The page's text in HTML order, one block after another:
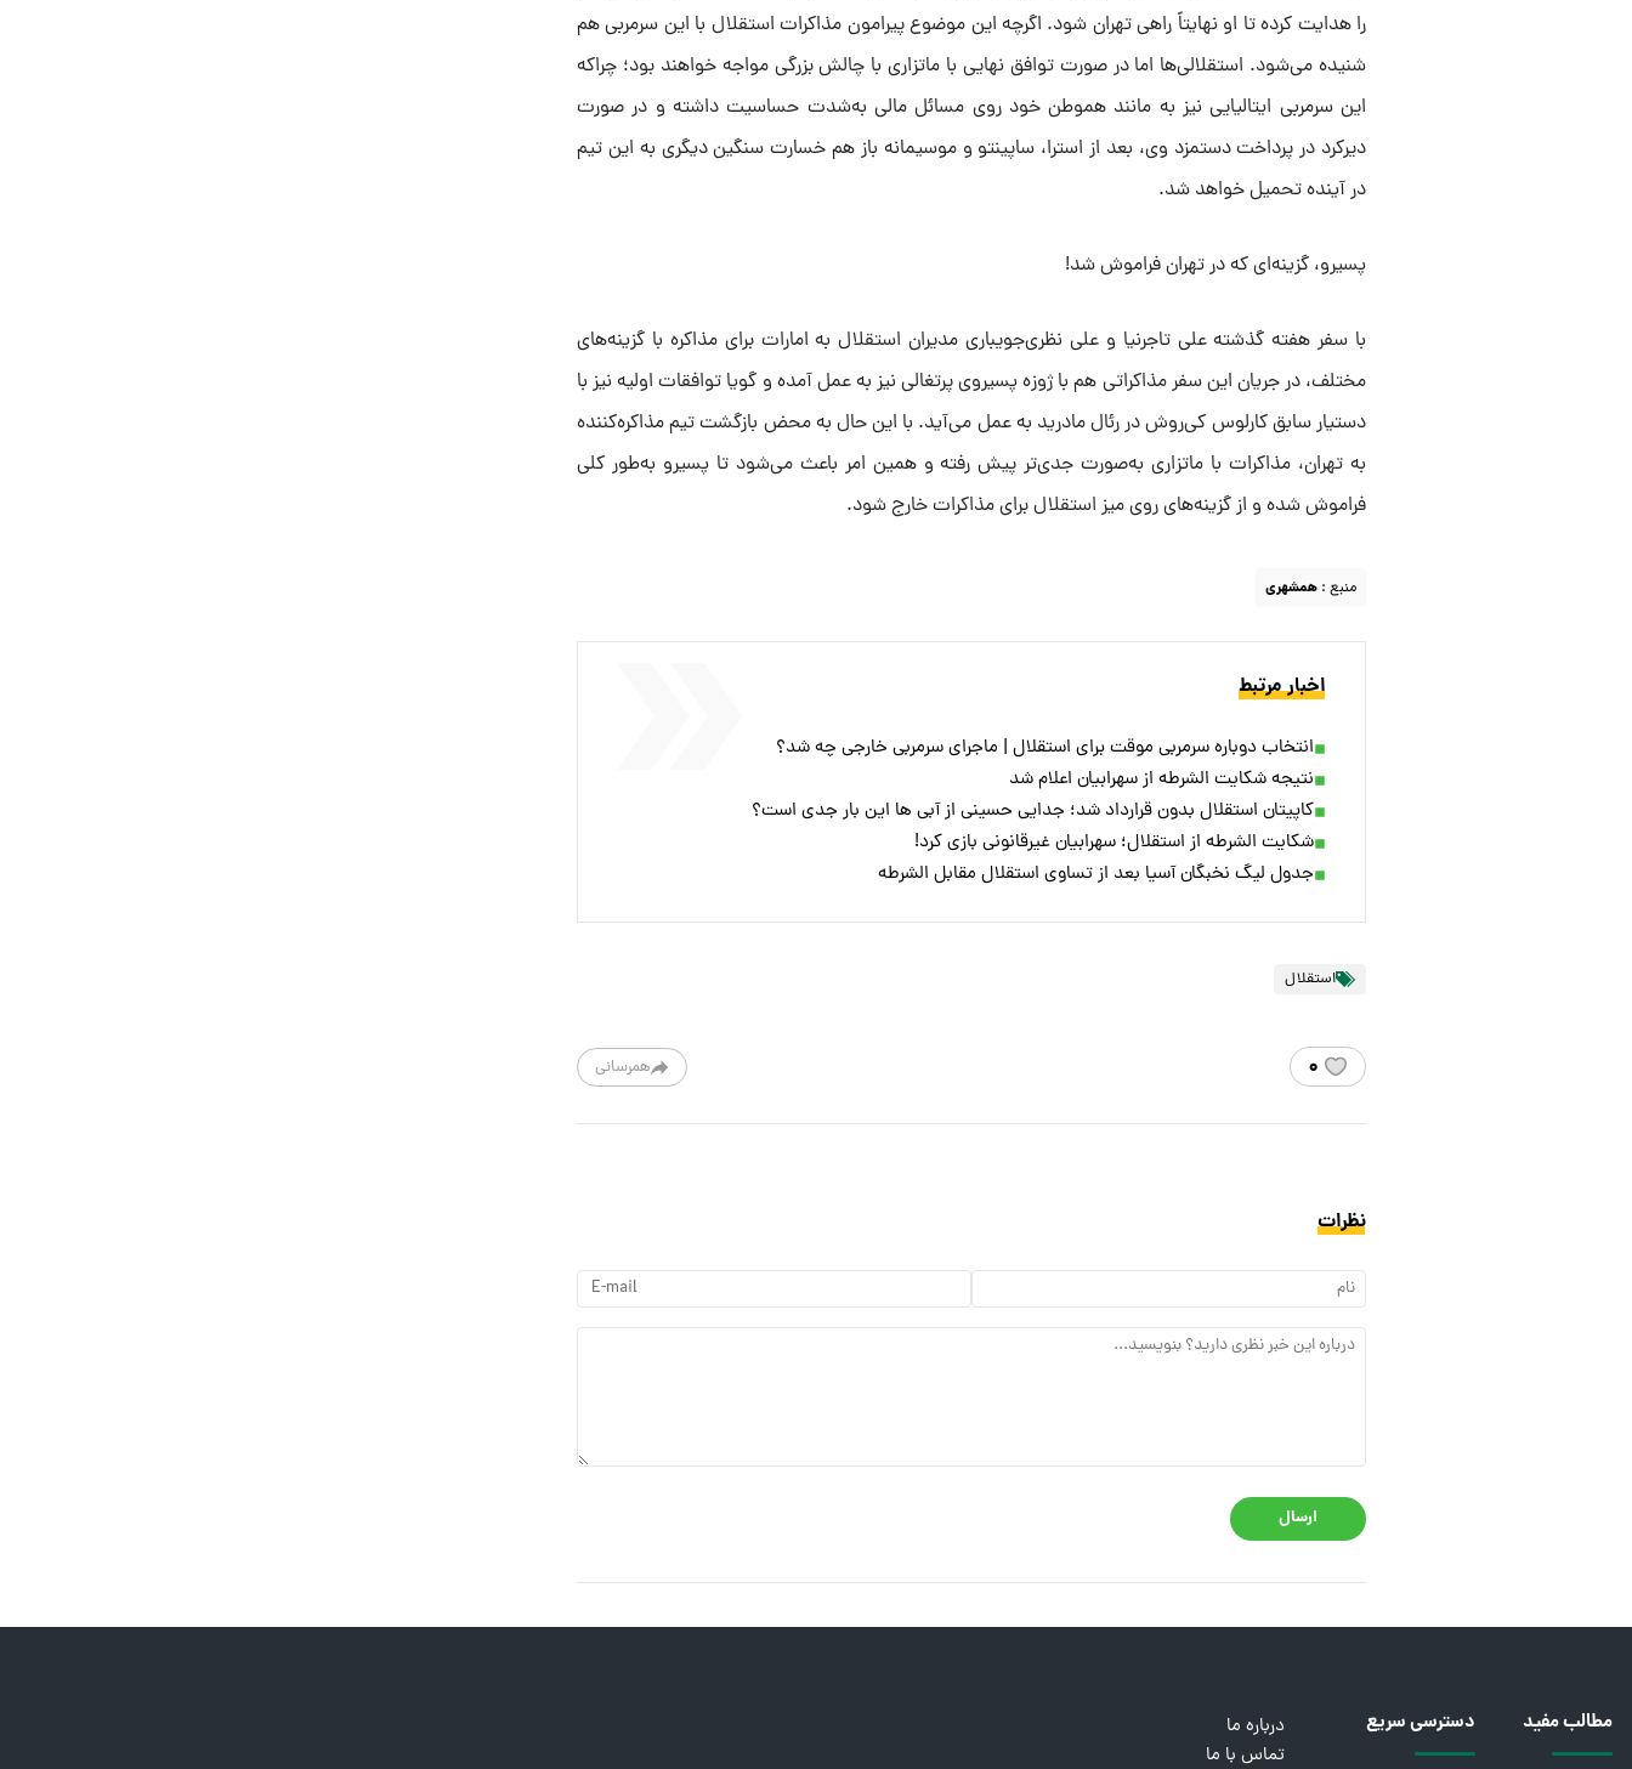
را هدایت کرده تا او نهایتاً راهی تهران شود. اگرچه این موضوع پیرامون مذاکرات استقلال با این سرمربی هم
شنیده می‌شود. استقلالی‌ها اما در صورت توافق نهایی با ماتزاری با چالش بزرگی مواجه خواهند بود؛ چراکه
این سرمربی ایتالیایی نیز به مانند هموطن خود روی مسائل مالی به‌شدت حساسیت داشته و در صورت
دیرکرد در پرداخت دستمزد وی، بعد از استرا، ساپینتو و موسیمانه باز هم خسارت سنگین دیگری به این تیم
در آینده تحمیل خواهد شد.
پسیرو، گزینه‌ای که در تهران فراموش شد!
با سفر هفته گذشته علی تاجرنیا و علی نظری‌جویباری مدیران استقلال به امارات برای مذاکره با گزینه‌های
مختلف، در جریان این سفر مذاکراتی هم با ژوزه پسیروی پرتغالی نیز به عمل آمده و گویا توافقات اولیه نیز با
دستیار سابق کارلوس کی‌روش در رئال مادرید به عمل می‌آید. با این حال به محض بازگشت تیم مذاکره‌کننده
به تهران، مذاکرات با ماتزاری به‌صورت جدی‌تر پیش رفته و همین امر باعث می‌شود تا پسیرو به‌طور کلی
فراموش شده و از گزینه‌های روی میز استقلال برای مذاکرات خارج شود.
منبع : همشهری
اخبار مرتبط
انتخاب دوباره سرمربی موقت برای استقلال | ماجرای سرمربی خارجی چه شد؟
نتیجه شکایت الشرطه از سهرابیان اعلام شد
کاپیتان استقلال بدون قرارداد شد؛ جدایی حسینی از آبی ها این بار جدی است؟
شکایت الشرطه از استقلال؛ سهرابیان غیرقانونی بازی کرد!
جدول لیگ نخبگان آسیا بعد از تساوی استقلال مقابل الشرطه
استقلال
همرسانی ۰
نظرات
ارسال
مطالب مفید دسترسی سریع
درباره ما
تماس با ما